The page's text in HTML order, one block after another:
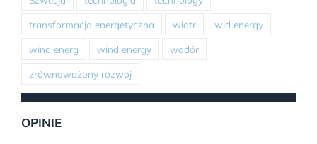
transformacja energetyczna wiatr wid energy
wind energ wind energy wodór
zrównoważony rozwój
OPINIE